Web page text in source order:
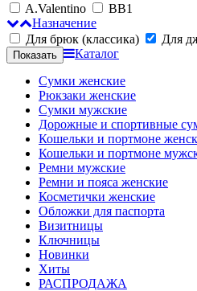
A.Valentino
BB1
Назначение
Для брюк (классика)
Для
Каталог
Сумки женские
Рюкзаки женские
Сумки мужские
Дорожные и спортивные
Кошельки и портмоне
Кошельки и портмоне
Ремни мужские
Ремни и пояса женские
Косметички женские
Обложки для паспорта
Визитницы
Ключницы
Новинки
Хиты
РАСПРОДАЖА